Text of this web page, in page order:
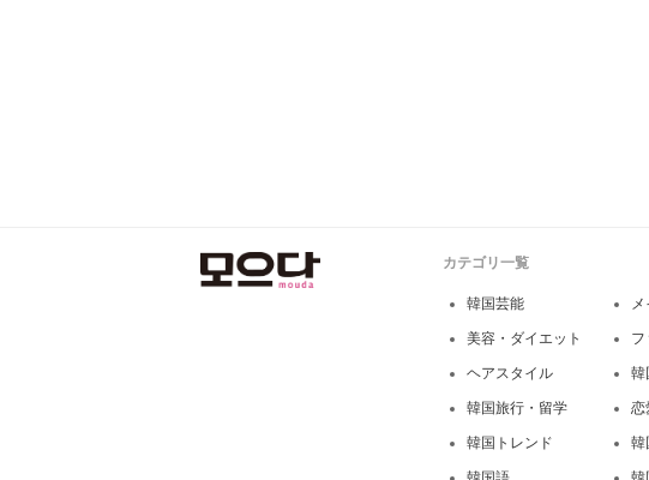
カテゴリ一覧
韓国芸能
美容・ダイエット フ
ヘアスタイル 韓
韓国旅行・留学 恋
韓国トレンド 韓